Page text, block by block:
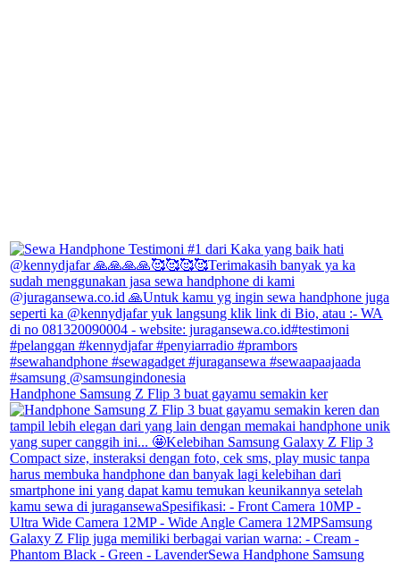
Handphone Samsung Z Flip 3 buat gayamu semakin ker